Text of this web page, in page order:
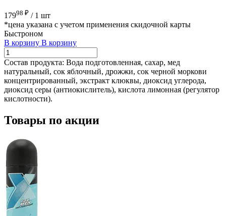
17998 ₽ / 1 шт
*цена указана с учетом применения скидочной карты
Быстроном
В корзину В корзину
Состав продукта: Вода подготовленная, сахар, мед
натуральный, сок яблочный, дрожжи, сок черной моркови
концентрированный, экстракт клюквы, диоксид углерода,
диоксид серы (антиокислитель), кислота лимонная (регулятор
кислотности).
Товары по акции